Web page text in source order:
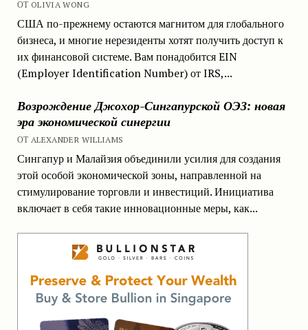
ОТ OLIVIA WONG
США по-прежнему остаются магнитом для глобального
бизнеса, и многие нерезиденты хотят получить доступ к
их финансовой системе. Вам понадобится EIN
(Employer Identification Number) от IRS,...
Возрождение Джохор-Сингапурской ОЭЗ: новая
эра экономической синергии
ОТ ALEXANDER WILLIAMS
Сингапур и Малайзия объединили усилия для создания
этой особой экономической зоны, направленной на
стимулирование торговли и инвестиций. Инициатива
включает в себя такие инновационные меры, как...